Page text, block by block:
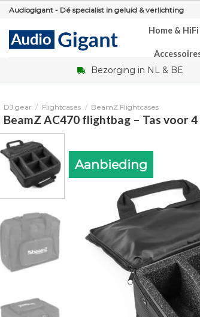
Skip
content
Audiogigant - Dé specialist in geluid & verlichting
Home & HiFi
Bezorging in NL & BE
DJ gear / Flightcases / BeamZ Flightcases
BeamZ AC470 flightbag – Tas voor
Aanbieding